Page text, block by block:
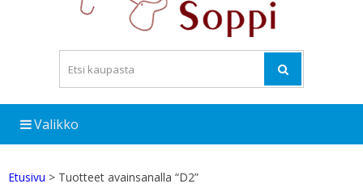
Valikko
Etusivu > Tuotteet avainsanalla “D2”